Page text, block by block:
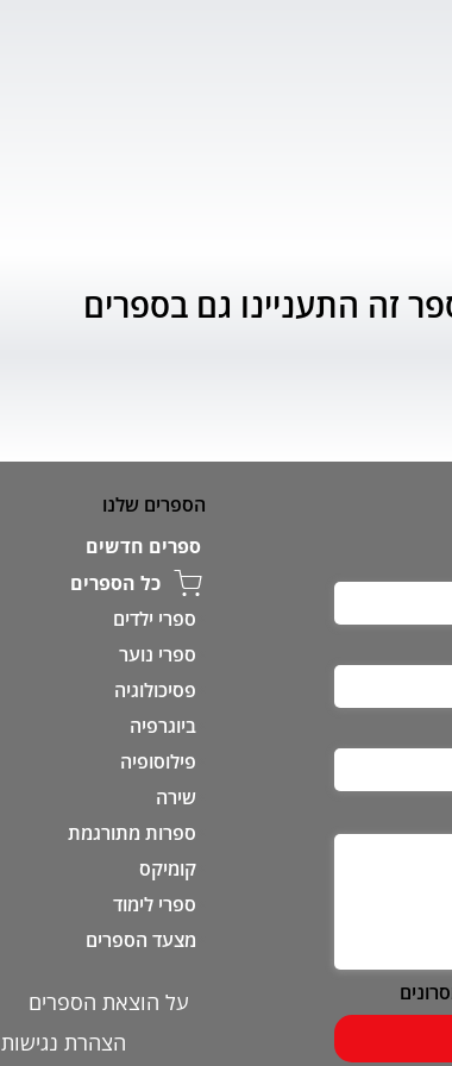
זה התעניינו גם בספרים
הספרים שלנו
ספרים חדשים
כל הספרים
ספרי ילדים
ספרי נוער
פסיכולוגיה
ביוגרפיה
פילוסופיה
שירה
ספרות מתורגמת
קומיקס
ספרי לימוד
מצעד הספרים
על הוצאת הספרים
הצהרת נגישות